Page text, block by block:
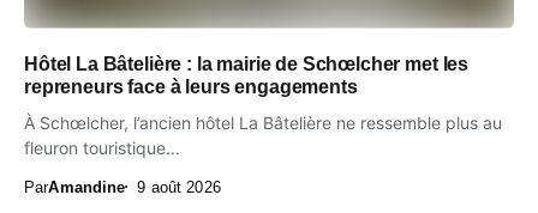
Hôtel La Bâtelière : la mairie de Schœlcher met les
repreneurs face à leurs engagements
À Schœlcher, l’ancien hôtel La Bâtelière ne ressemble plus au
fleuron touristique...
ParAmandine 9 août 2026